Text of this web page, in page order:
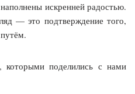
искренней радостью.
— это подтверждение того,
поделились с нами